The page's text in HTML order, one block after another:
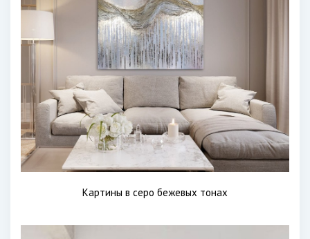
Картины в серо бежевых тонах